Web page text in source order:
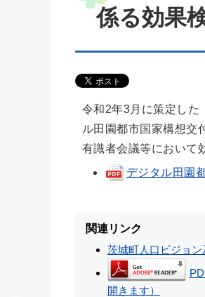
係る効果
令和2年3月に策定した
ル田園都市国家構想交
有識者会議等において
デジタル田園
関連リンク
茨城町人口ビジョン
開きます）